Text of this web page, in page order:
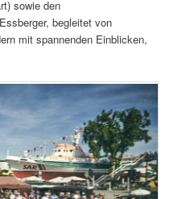
sowie den
begleitet von
mit spannenden Einblicken,